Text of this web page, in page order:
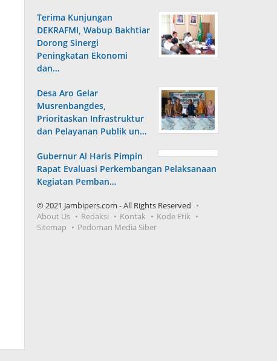
Terima Kunjungan
DEKRAFMI, Wabup Bakhtiar
Dorong Sinergi
Peningkatan Ekonomi
dan…
Desa Aro Gelar
Musrenbangdes,
Prioritaskan Infrastruktur
dan Pelayanan Publik un…
Gubernur Al Haris Pimpin
Rapat Evaluasi Perkembangan Pelaksanaan
Kegiatan Pemban…
© 2021 Jambipers.com - All Rights Reserved
About Us
Redaksi Kontak
Kode Etik
Sitemap
Pedoman Media Siber